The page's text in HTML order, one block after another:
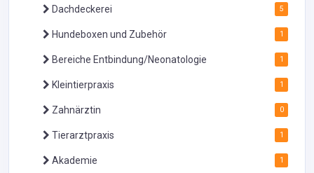
Dachdeckerei 5
Hundeboxen und Zubehör 1
Bereiche Entbindung/Neonatologie 1
Kleintierpraxis 1
Zahnärztin 0
Tierarztpraxis 1
Akademie 1